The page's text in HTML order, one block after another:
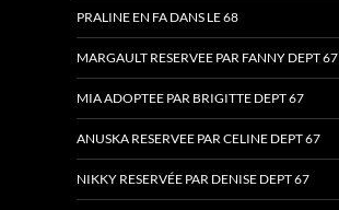
PRALINE EN FA DANS LE 68
MARGAULT RESERVEE PAR FANNY DEPT 67
MIA ADOPTEE PAR BRIGITTE DEPT 67
ANUSKA RESERVEE PAR CELINE DEPT 67
NIKKY RESERVÉE PAR DENISE DEPT 67